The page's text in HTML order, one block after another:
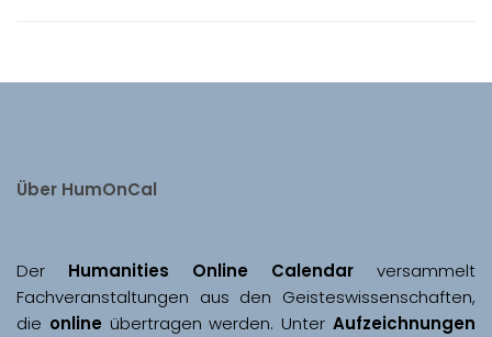
Über HumOnCal
Der Humanities Online Calendar versammelt
Fachveranstaltungen aus den Geisteswissenschaften,
die online übertragen werden. Unter Aufzeichnungen